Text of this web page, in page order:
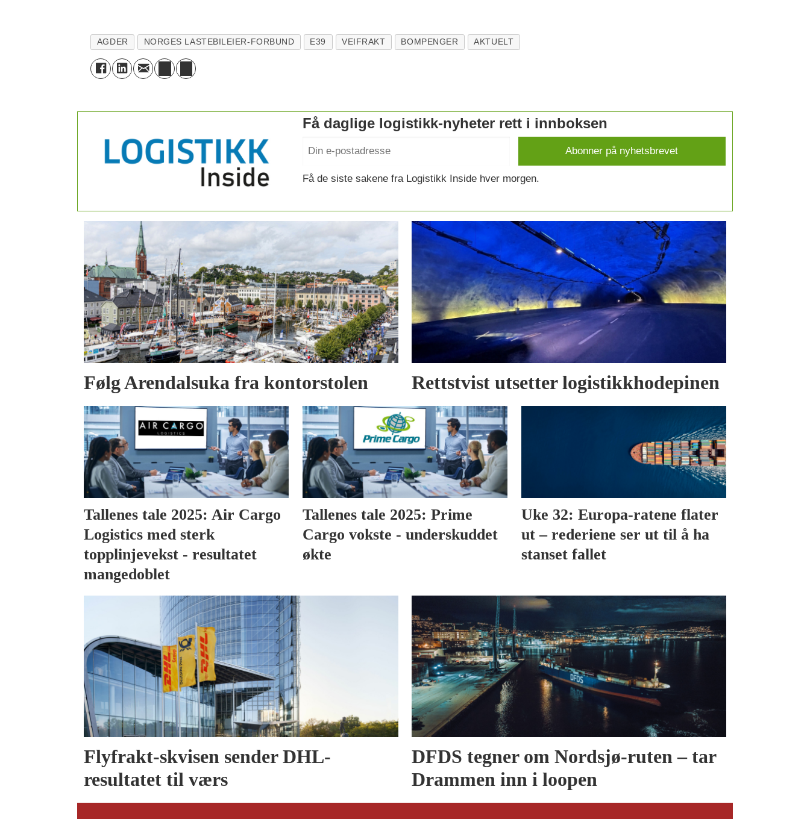
AGDER NORGES LASTEBILEIER-FORBUND E39 VEIFRAKT BOMPENGER AKTUELT
Få daglige logistikk-nyheter rett i innboksen
Få de siste sakene fra Logistikk Inside hver morgen.
Følg Arendalsuka fra kontorstolen Rettstvist utsetter logistikkhodepinen
Tallenes tale 2025: Air Cargo
Logistics med sterk
topplinjevekst - resultatet
mangedoblet
Tallenes tale 2025: Prime
Cargo vokste - underskuddet
økte
Uke 32: Europa-ratene flater
ut – rederiene ser ut til å ha
stanset fallet
Flyfrakt-skvisen sender DHL-
resultatet til værs
DFDS tegner om Nordsjø-ruten – tar
Drammen inn i loopen